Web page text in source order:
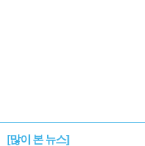
[많이 본 뉴스]